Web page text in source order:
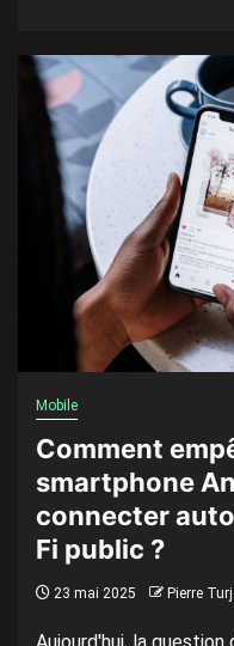
Mobile
Comment
smartphone
connecter
Fi public ?
23 mai 2025 Pierre